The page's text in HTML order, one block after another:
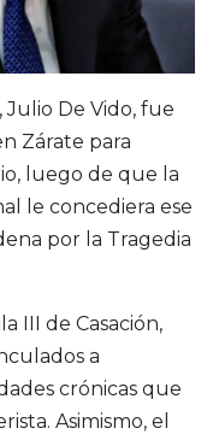
Julio De Vido, fue
Zárate para
luego de que la
le concediera ese
por la Tragedia
III de Casación,
a
crónicas que
Asimismo, el